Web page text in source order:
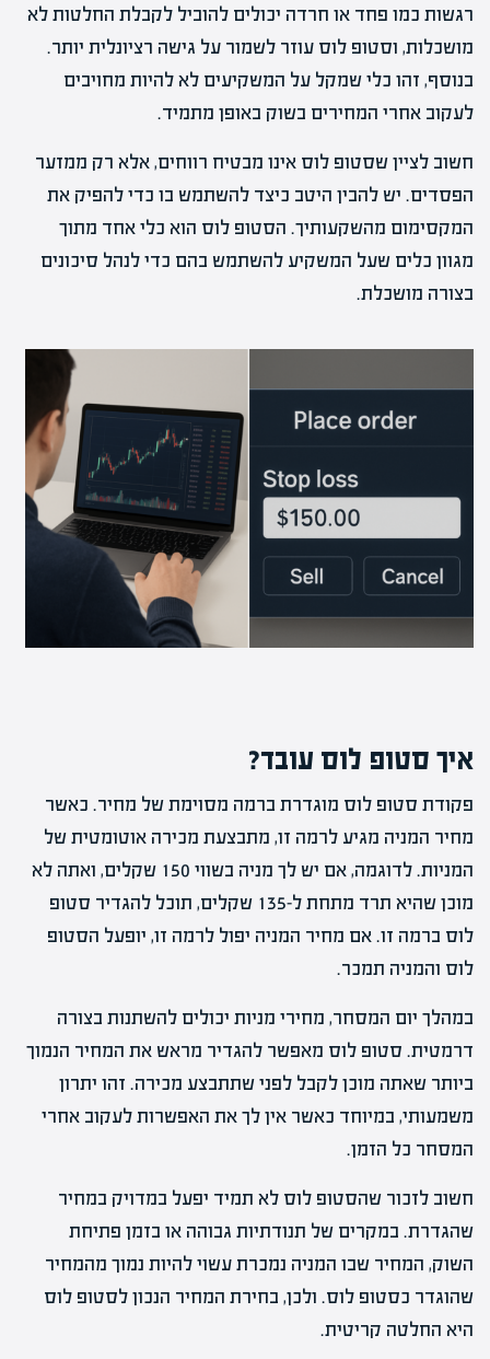
רגשות כמו פחד או חרדה יכולים להוביל לקבלת החלטות לא
מושכלות, וסטופ לוס עוזר לשמור על גישה רציונלית יותר.
בנוסף, זהו כלי שמקל על המשקיעים לא להיות מחויבים
לעקוב אחרי המחירים בשוק באופן מתמיד.
חשוב לציין שסטופ לוס אינו מבטיח רווחים, אלא רק ממזער
הפסדים. יש להבין היטב כיצד להשתמש בו כדי להפיק את
המקסימום מהשקעותיך. הסטופ לוס הוא כלי אחד מתוך
מגוון כלים שעל המשקיע להשתמש בהם כדי לנהל סיכונים
בצורה מושכלת.
איך סטופ לוס עובד?
פקודת סטופ לוס מוגדרת ברמה מסוימת של מחיר. כאשר
מחיר המניה מגיע לרמה זו, מתבצעת מכירה אוטומטית של
המניות. לדוגמה, אם יש לך מניה בשווי 150 שקלים, ואתה לא
מוכן שהיא תרד מתחת ל-135 שקלים, תוכל להגדיר סטופ
לוס ברמה זו. אם מחיר המניה יפול לרמה זו, יופעל הסטופ
לוס והמניה תמכר.
במהלך יום המסחר, מחירי מניות יכולים להשתנות בצורה
דרמטית. סטופ לוס מאפשר להגדיר מראש את המחיר הנמוך
ביותר שאתה מוכן לקבל לפני שתתבצע מכירה. זהו יתרון
משמעותי, במיוחד כאשר אין לך את האפשרות לעקוב אחרי
המסחר כל הזמן.
חשוב לזכור שהסטופ לוס לא תמיד יפעל במדויק במחיר
שהגדרת. במקרים של תנודתיות גבוהה או בזמן פתיחת
השוק, המחיר שבו המניה נמכרת עשוי להיות נמוך מהמחיר
שהוגדר כסטופ לוס. ולכן, בחירת המחיר הנכון לסטופ לוס
היא החלטה קריטית.